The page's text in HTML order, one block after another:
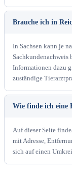
Brauche ich in
In Sachsen kann je
Sachkundenachweis
Informationen dazu
zuständige
Wie finde ich eine
Auf dieser Seite
mit Adresse,
sich auf einen